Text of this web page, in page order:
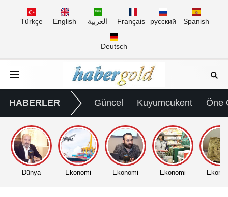
Türkçe English العربية Français русский Spanish
Deutsch
HABERLER Güncel Kuyumcukent Öne
Dünya Ekonomi Ekonomi Ekonomi